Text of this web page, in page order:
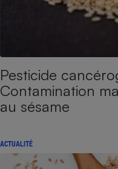
Pesticide
Contamination
au sésame
ACTUALITÉ